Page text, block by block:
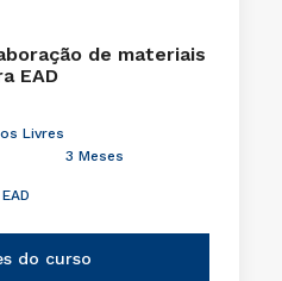
de materiais
EAD
Livres
3 Meses
EAD
do curso